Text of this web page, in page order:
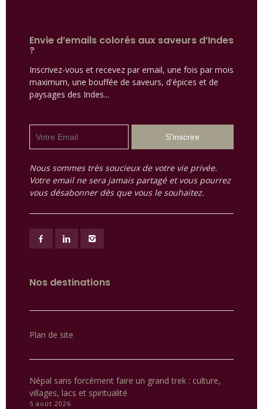
Envie d’emails colorés aux saveurs d’Indes
?
Inscrivez-vous et recevez par email, une fois par mois
maximum, une bouffée de saveurs, d'épices et de
paysages des Indes...
Nous sommes très soucieux de votre vie privée.
Votre email ne sera jamais partagé et vous pourrez
vous désabonner dès que vous le souhaitez.
Nos destinations
Plan de site
Népal sans forcément faire un grand trek : culture,
villages, lacs et spiritualité
5 août 2026